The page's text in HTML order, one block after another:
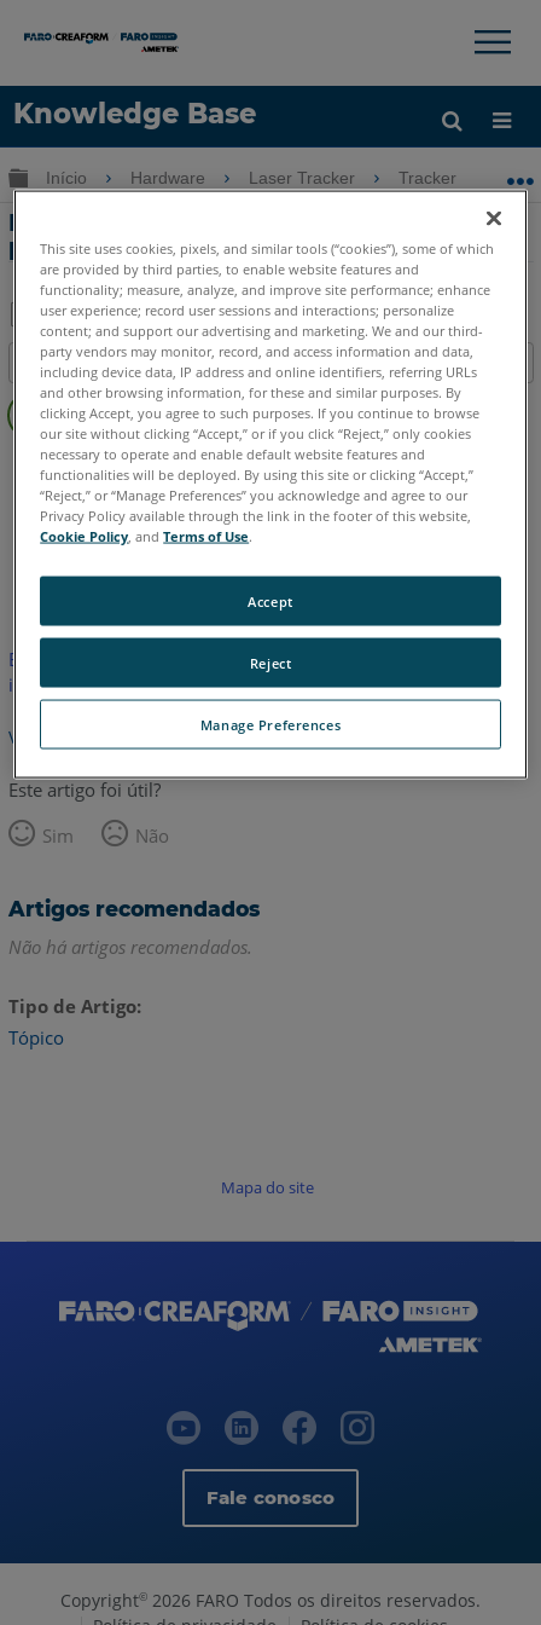
Knowledge Base
Idioma
Obter ajuda ENTRAR
×
Expandir/recolher hierarquia global
Início Hardware Laser Tracker Tracker
Erro-Status do nível do ângulo de
precisão é inválido para o Laser Tracker
Salvar
como
PDF
Índice
Sem
cabeçalhos
Laser Tracker Vantage ION Si X Xi
Inglês
Este artigo não foi traduzido. Clique aqui para ver a versão em
inglês.
Voltar para o topo
Este artigo foi útil?
Sim
Não
Artigos recomendados
Não há artigos recomendados.
Tipo de Artigo
Tópico
Mapa do site
Fale conosco
Copyright© 2026 FARO Todos os direitos reservados.
This site uses cookies, pixels, and similar tools (“cookies”), some of which
are provided by third parties, to enable website features and
functionality; measure, analyze, and improve site performance; enhance
user experience; record user sessions and interactions; personalize
content; and support our advertising and marketing. We and our third-
party vendors may monitor, record, and access information and data,
including device data, IP address and online identifiers, referring URLs
and other browsing information, for these and similar purposes. By
clicking Accept, you agree to such purposes. If you continue to browse
our site without clicking “Accept,” or if you click “Reject,” only cookies
necessary to operate and enable default website features and
functionalities will be deployed. By using this site or clicking “Accept,”
“Reject,” or “Manage Preferences” you acknowledge and agree to our
Privacy Policy available through the link in the footer of this website,
Cookie Policy , andTerms of Use.
Manage Preferences
Reject
Accept